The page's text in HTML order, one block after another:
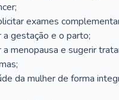
exames
a gestação e o parto;
a menopausa e sugerir
da mulher de forma